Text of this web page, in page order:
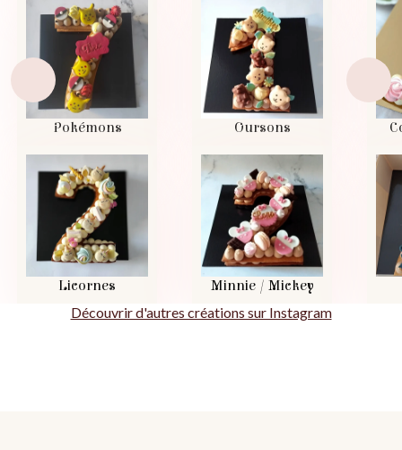
Pokémons
Licornes
Oursons
Minnie / Mickey
Découvrir d'autres créations sur Instagram